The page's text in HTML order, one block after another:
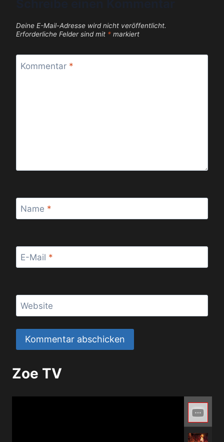
Deine E-Mail-Adresse wird nicht veröffentlicht.
Erforderliche Felder sind mit * markiert
Kommentar *
Name *
E-Mail *
Website
Zoe TV